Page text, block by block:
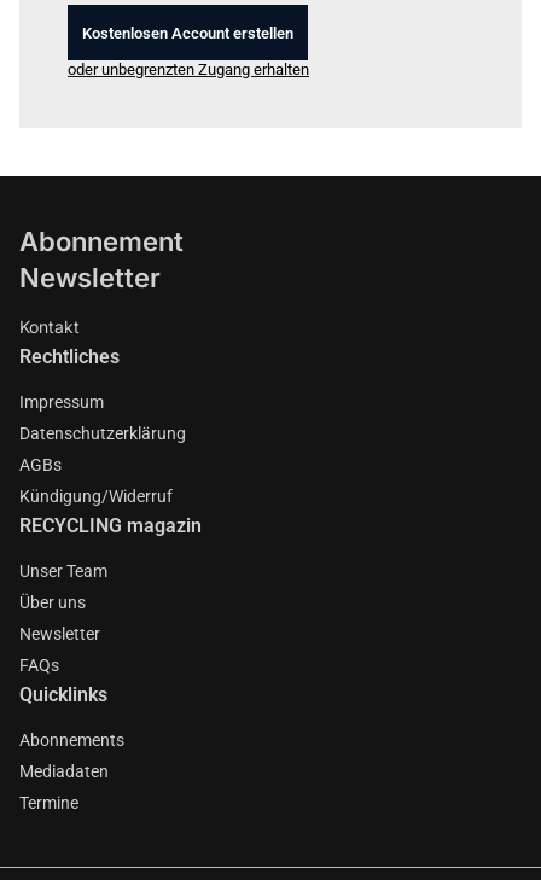
Kostenlosen Account erstellen
oder unbegrenzten Zugang erhalten
Abonnement
Newsletter
Kontakt
Rechtliches
Impressum
Datenschutzerklärung
AGBs
Kündigung/Widerruf
RECYCLING magazin
Unser Team
Über uns
Newsletter
FAQs
Quicklinks
Abonnements
Mediadaten
Termine